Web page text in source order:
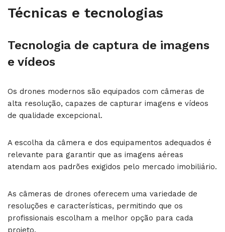
Técnicas e tecnologias
Tecnologia de captura de imagens
e vídeos
Os drones modernos são equipados com câmeras de
alta resolução, capazes de capturar imagens e vídeos
de qualidade excepcional.
A escolha da câmera e dos equipamentos adequados é
relevante para garantir que as imagens aéreas
atendam aos padrões exigidos pelo mercado imobiliário.
As câmeras de drones oferecem uma variedade de
resoluções e características, permitindo que os
profissionais escolham a melhor opção para cada
projeto.